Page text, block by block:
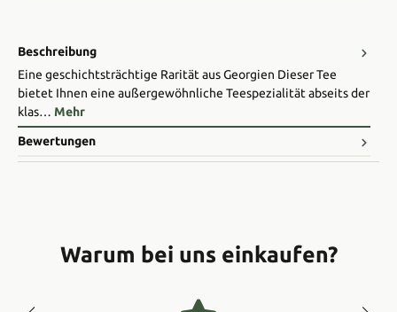
Beschreibung
Eine geschichtsträchtige Rarität aus Georgien Dieser Tee
bietet Ihnen eine außergewöhnliche Teespezialität abseits der
klas… Mehr
Bewertungen
Warum bei uns einkaufen?